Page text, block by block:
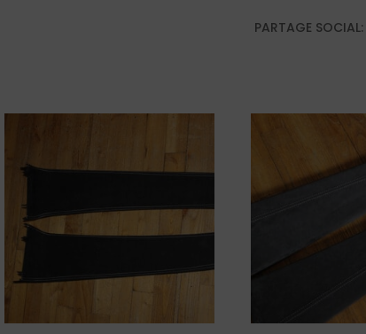
PARTAGE SOCIAL: